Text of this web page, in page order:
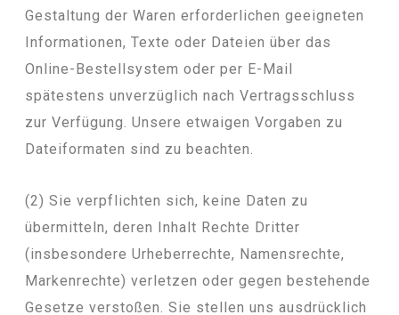
Gestaltung der Waren erforderlichen geeigneten
Informationen, Texte oder Dateien über das
Online-Bestellsystem oder per E-Mail
spätestens unverzüglich nach Vertragsschluss
zur Verfügung. Unsere etwaigen Vorgaben zu
Dateiformaten sind zu beachten.
(2) Sie verpflichten sich, keine Daten zu
übermitteln, deren Inhalt Rechte Dritter
(insbesondere Urheberrechte, Namensrechte,
Markenrechte) verletzen oder gegen bestehende
Gesetze verstoßen. Sie stellen uns ausdrücklich